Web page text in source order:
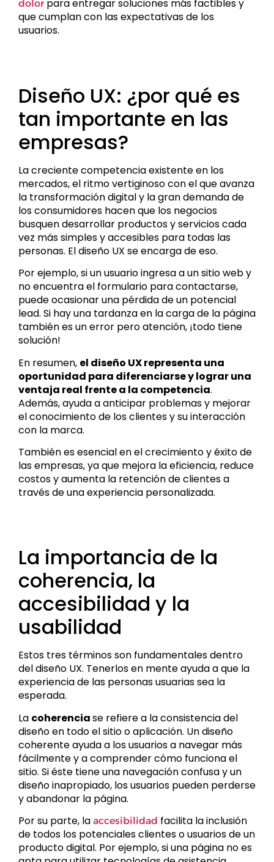
dolorpara entregar soluciones más factibles y
que cumplan con las expectativas de los
usuarios.
Diseño UX: ¿por qué es
tan importante en las
empresas?
La creciente competencia existente en los
mercados, el ritmo vertiginoso con el que avanza
la transformación digital y la gran demanda de
los consumidores hacen que los negocios
busquen desarrollar productos y servicios cada
vez más simples y accesibles para todas las
personas. El diseño UX se encarga de eso.
Por ejemplo, si un usuario ingresa a un sitio web y
no encuentra el formulario para contactarse,
puede ocasionar una pérdida de un potencial
lead. Si hay una tardanza en la carga de la página
también es un error pero atención, ¡todo tiene
solución!
En resumen, el diseño UX representa una
oportunidad para diferenciarse y lograr una
ventaja real frente a la competencia.
Además, ayuda a anticipar problemas y mejorar
el conocimiento de los clientes y su interacción
con la marca.
También es esencial en el crecimiento y éxito de
las empresas, ya que mejora la eficiencia, reduce
costos y aumenta la retención de clientes a
través de una experiencia personalizada.
La importancia de la
coherencia, la
accesibilidad y la
usabilidad
Estos tres términos son fundamentales dentro
del diseño UX. Tenerlos en mente ayuda a que la
experiencia de las personas usuarias sea la
esperada.
La coherenciase refiere a la consistencia del
diseño en todo el sitio o aplicación. Un diseño
coherente ayuda a los usuarios a navegar más
fácilmente y a comprender cómo funciona el
sitio. Si éste tiene una navegación confusa y un
diseño inapropiado, los usuarios pueden perderse
y abandonar la página.
Por su parte, la accesibilidad facilita la inclusión
de todos los potenciales clientes o usuarios de un
producto digital. Por ejemplo, si una página no es